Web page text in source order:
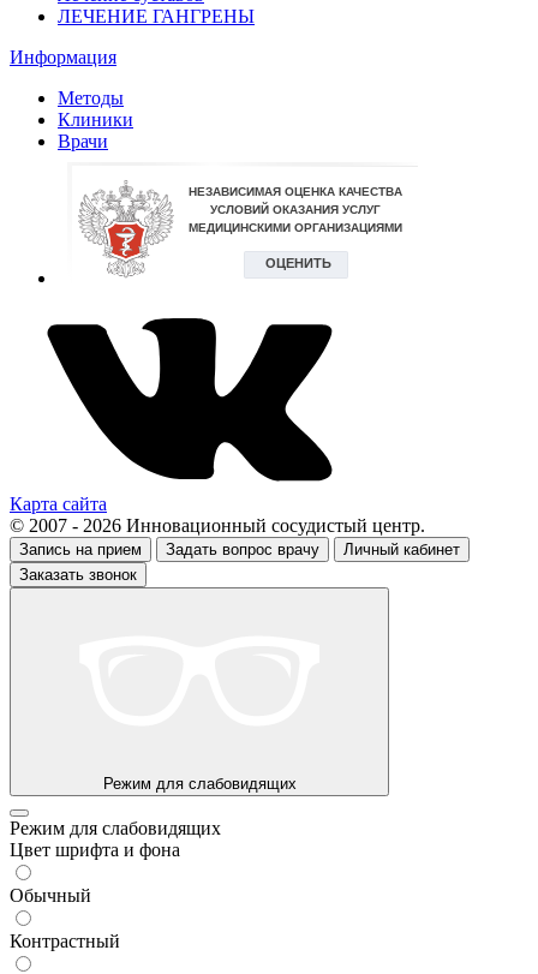
ЛЕЧЕНИЕ ГАНГРЕНЫ
Информация
Методы
Клиники
Врачи
Карта сайта
© 2007 - 2026 Инновационный сосудистый центр.
Запись на прием Задать вопрос врачу
Личный кабинет
Заказать звонок
Режим для слабовидящих
Режим для слабовидящих
Цвет шрифта и фона
Обычный
Контрастный